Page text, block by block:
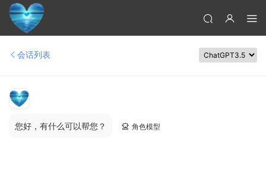
会话列表
您好，有什么可以帮您？ 角色模型